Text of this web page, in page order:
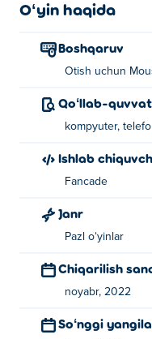
sizni bir zumda yo'q
Recoilni qanday
Otish uchun
Recoil-ni kim
Recoil Fancade
o'yinlarini o'ynang Poki:
Qanday qilib
mumkin?
Poki da Recoil o'yinini
olamanmi?
Oʻyin haqida
Boshqaruv
Otish uchun
Qoʻllab-
kompyuter,
Ishlab
Fancade
Janr
Pazl oʻyinlar
Chiqarilish
noyabr, 2022
Soʻnggi